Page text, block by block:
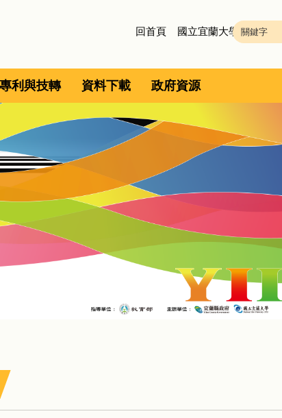
專利與技轉 資料下載 政府資源
回首頁 國立宜蘭大學